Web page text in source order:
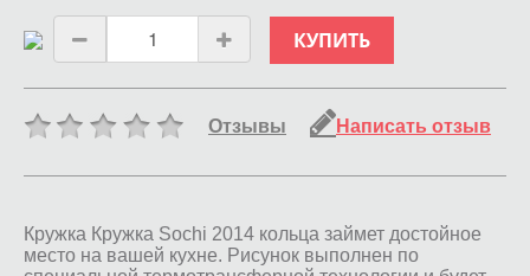
КУПИТЬ
Отзывы Написать отзыв
Кружка Кружка Sochi 2014 кольца займет достойное
место на вашей кухне. Рисунок выполнен по